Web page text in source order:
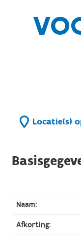
Locatie(s)
Naam:
Afkorting: